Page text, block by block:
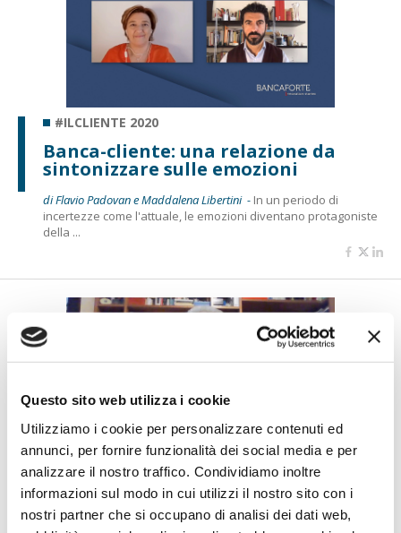
Questo sito web utilizza i cookie
Utilizziamo i cookie per personalizzare contenuti ed
annunci, per fornire funzionalità dei social media e per
analizzare il nostro traffico. Condividiamo inoltre
informazioni sul modo in cui utilizzi il nostro sito con i
nostri partner che si occupano di analisi dei dati web,
#ILCLIENTE 2020
Banca-cliente: una relazione da
sintonizzare sulle emozioni
di Flavio Padovan e Maddalena Libertini - In un periodo di
incertezze come l'attuale, le emozioni diventano protagoniste
della ...
#ILCLIENTE 2020
Il valore della voce
di Flavio Padovan e Maddalena Libertini -L'utilizzo della voce -